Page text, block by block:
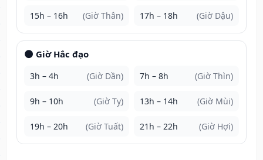
15h – 16h (Giờ Thân) 17h – 18h (Giờ Dậu)
🌑 Giờ Hắc đạo
3h – 4h (Giờ Dần) 7h – 8h (Giờ Thìn)
9h – 10h (Giờ Tỵ) 13h – 14h (Giờ Mùi)
19h – 20h (Giờ Tuất) 21h – 22h (Giờ Hợi)